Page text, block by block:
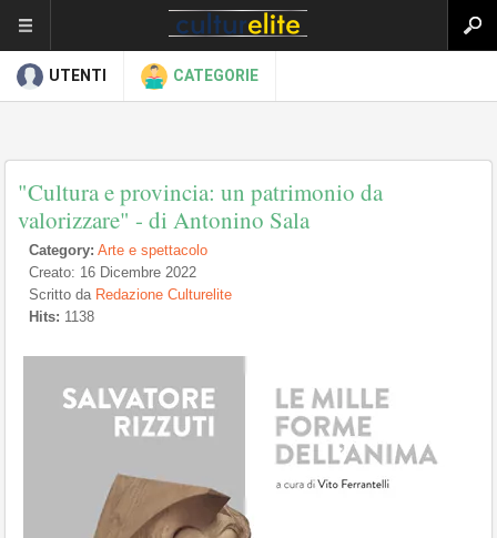
UTENTI CATEGORIE
"Cultura e provincia: un patrimonio da
valorizzare" - di Antonino Sala
Category: Arte e spettacolo
Creato: 16 Dicembre 2022
Scritto da Redazione Culturelite
Hits: 1138